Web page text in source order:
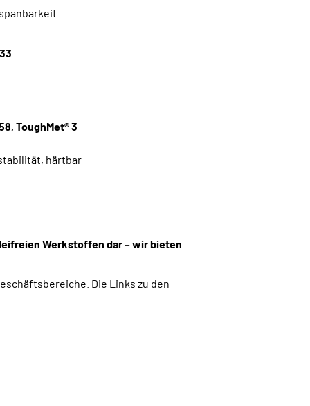
ToughMet® 3
härtbar
Werkstoffen dar – wir bieten
Die Links zu den